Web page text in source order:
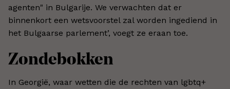
agenten" in Bulgarije. We verwachten dat er
binnenkort een wetsvoorstel zal worden ingediend in
het Bulgaarse parlement’, voegt ze eraan toe.
Zondebokken
In Georgië, waar wetten die de rechten van lgbtq+